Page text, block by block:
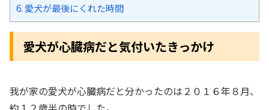
6. 愛犬が最後にくれた時間
愛犬が心臓病だと気付いたきっかけ
我が家の愛犬が心臓病だと分かったのは２０１６年８月、